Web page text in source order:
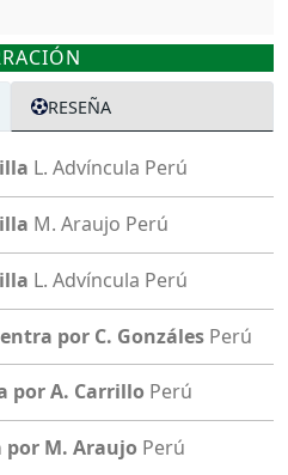
RESEÑA
L. Advíncula Perú
M. Araujo Perú
L. Advíncula Perú
por C. Gonzáles Perú
por A. Carrillo Perú
por M. Araujo Perú